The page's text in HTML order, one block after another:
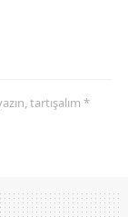
tartışalım *